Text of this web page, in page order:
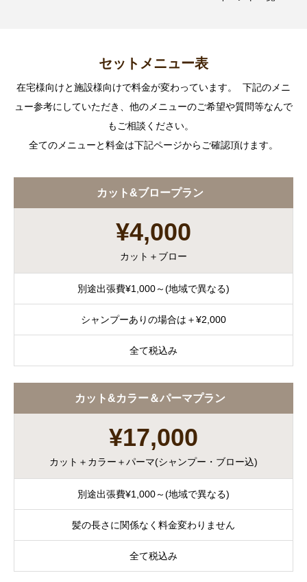
セットメニュー表
在宅様向けと施設様向けで料金が変わっています。 下記のメニ
ュー参考にしていただき、他のメニューのご希望や質問等なんで
もご相談ください。
全てのメニューと料金は下記ページからご確認頂けます。
カット&ブロープラン
¥4,000
カット＋ブロー
別途出張費¥1,000～(地域で異なる)
シャンプーありの場合は＋¥2,000
全て税込み
カット&カラー＆パーマプラン
¥17,000
カット＋カラー＋パーマ(シャンプー・ブロー込)
別途出張費¥1,000～(地域で異なる)
髪の長さに関係なく料金変わりません
全て税込み